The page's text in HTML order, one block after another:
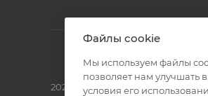
2026 © Полиграф кит -
Файлы cookie
Мы используем файлы
позволяет нам улучшать
условия его